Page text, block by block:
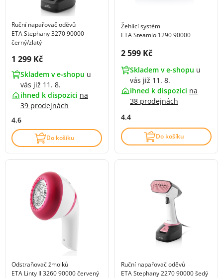
Ruční napařovač oděvů
ETA Stephany 3270 90000
černý/zlatý
Cena s DPH:
1 299 Kč
Skladem v e-shopu u
vás již 11. 8.
ihned k dispozici na
39 prodejnách
4.6
Do košíku
Žehlicí systém
ETA Steamio 1290 90000
Cena s DPH:
2 599 Kč
Skladem v e-shopu u
vás již 11. 8.
ihned k dispozici na
38 prodejnách
4.4
Do košíku
Odstraňovač žmolků
ETA Linty II 3260 90000 červený
Ruční napařovač oděvů
ETA Stephany 2270 90000 šedý